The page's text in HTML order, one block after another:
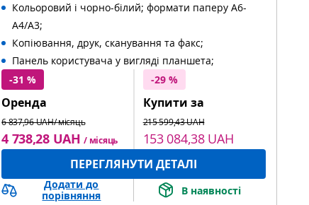
Кольоровий і чорно-білий; формати паперу A6-
A4/A3;
Копіювання, друк, сканування та факс;
Панель користувача у вигляді планшета;
-31 %
Оренда
6 837,96 UAH/ місяць
4 738,28 UAH / місяць
-29 %
Купити за
215 599,43 UAH
153 084,38 UAH
ПЕРЕГЛЯНУТИ ДЕТАЛІ
Додати до
порівняння
В наявності